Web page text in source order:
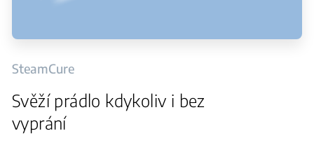
SteamCure
Svěží prádlo kdykoliv i bez
vyprání